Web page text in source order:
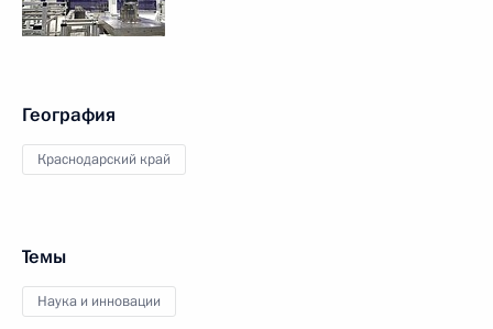
География
Краснодарский край
Темы
Наука и инновации